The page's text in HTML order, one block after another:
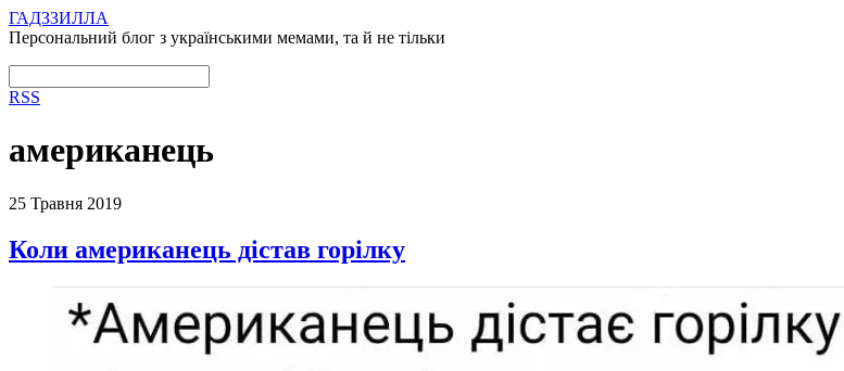
ГАДЗЗИЛЛА
Персональний блог з українськими мемами, та й не тільки
RSS
американець
25 Травня 2019
Коли американець дістав горілку